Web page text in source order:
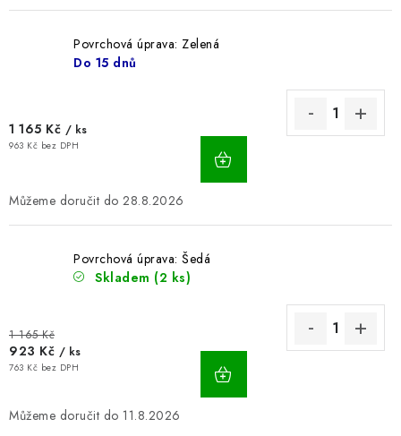
Povrchová úprava: Zelená
Do 15 dnů
1 165 Kč / ks
963 Kč bez DPH
28.8.2026
Povrchová úprava: Šedá
Skladem (2 ks)
1 165 Kč
923 Kč / ks
763 Kč bez DPH
11.8.2026